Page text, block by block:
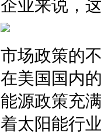
企业来说，
市场政策的
在美国国内
能源政策充
着太阳能行